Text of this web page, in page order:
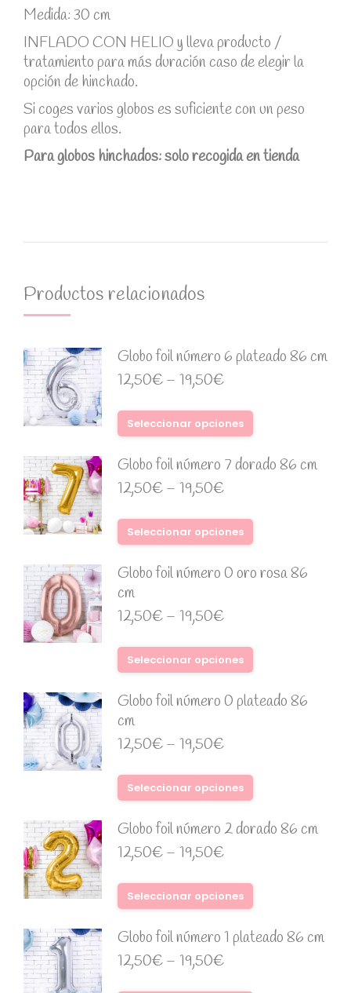
Medida: 30 cm
INFLADO CON HELIO y lleva producto /
tratamiento para más duración caso de elegir la
opción de hinchado.
Si coges varios globos es suficiente con un peso
para todos ellos.
Para globos hinchados: solo recogida en tienda
Productos relacionados
Globo foil número 6 plateado 86 cm
12,50€– 19,50€
Seleccionar opciones
Globo foil número 7 dorado 86 cm
12,50€– 19,50€
Seleccionar opciones
Globo foil número 0 oro rosa 86
cm
12,50€– 19,50€
Seleccionar opciones
Globo foil número 0 plateado 86
cm
12,50€– 19,50€
Seleccionar opciones
Globo foil número 2 dorado 86 cm
12,50€– 19,50€
Seleccionar opciones
Globo foil número 1 plateado 86 cm
12,50€– 19,50€